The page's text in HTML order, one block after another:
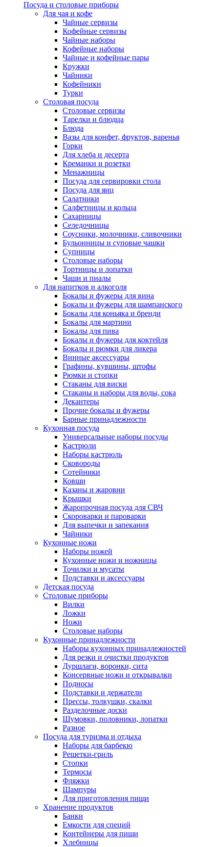
Посуда и столовые приборы
Для чая и кофе
Чайные сервизы
Кофейные сервизы
Чайные наборы
Кофейные наборы
Чайные и кофейные пары
Кружки
Чайники
Кофейники
Турки
Столовая посуда
Столовые сервизы
Тарелки и блюдца
Блюда
Вазы для конфет, фруктов, варенья
Горки
Для хлеба и десерта
Креманки и розетки
Менажницы
Посуда для сервировки стола
Посуда для яиц
Салатники
Салфетницы и кольца
Сахарницы
Селедочницы
Соусники, молочники, сливочники
Бульонницы и суповые чашки
Супницы
Столовые наборы
Тортницы и лопатки
Чаши и пиалы
Для напитков и алкоголя
Бокалы и фужеры для вина
Бокалы и фужеры для шампанского
Бокалы для коньяка и бренди
Бокалы для мартини
Бокалы для пива
Бокалы и фужеры для коктейля
Бокалы и рюмки для ликера
Винные аксессуары
Графины, кувшины, штофы
Рюмки и стопки
Стаканы для виски
Стаканы и наборы для воды, сока
Декантеры
Прочие бокалы и фужеры
Барные принадлежности
Кухонная посуда
Универсальные наборы посуды
Кастрюли
Наборы кастрюль
Сковороды
Сотейники
Ковши
Казаны и жаровни
Крышки
Жаропрочная посуда для СВЧ
Скороварки и пароварки
Для выпечки и запекания
Чайники
Кухонные ножи
Наборы ножей
Кухонные ножи и ножницы
Точилки и мусаты
Подставки и аксессуары
Детская посуда
Столовые приборы
Вилки
Ложки
Ножи
Столовые наборы
Кухонные принадлежности
Наборы кухонных принадлежностей
Для резки и очистки продуктов
Дуршлаги, воронки, сита
Консервные ножи и открывалки
Подносы
Подставки и держатели
Прессы, толкушки, скалки
Разделочные доски
Шумовки, половники, лопатки
Разное
Посуда для туризма и отдыха
Наборы для барбекю
Решетки-гриль
Стопки
Термосы
Фляжки
Шампуры
Для приготовления пищи
Хранение продуктов
Банки
Емкости для специй
Контейнеры для пищи
Хлебницы